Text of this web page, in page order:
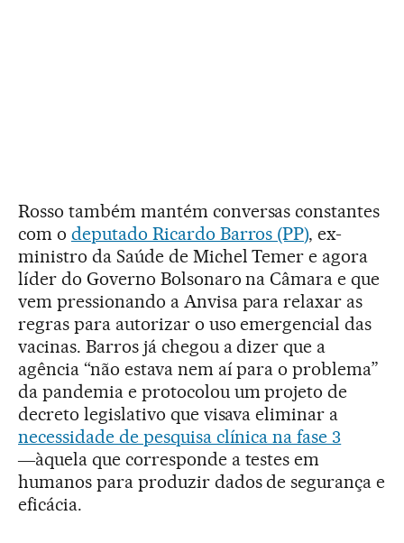
Rosso também mantém conversas constantes
com o deputado Ricardo Barros (PP), ex-
ministro da Saúde de Michel Temer e agora
líder do Governo Bolsonaro na Câmara e que
vem pressionando a Anvisa para relaxar as
regras para autorizar o uso emergencial das
vacinas. Barros já chegou a dizer que a
agência “não estava nem aí para o problema”
da pandemia e protocolou um projeto de
decreto legislativo que visava eliminar a
necessidade de pesquisa clínica na fase 3
―àquela que corresponde a testes em
humanos para produzir dados de segurança e
eficácia.